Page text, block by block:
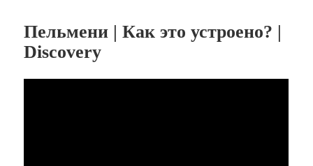
Пельмени | Как это устроено? |
Discovery